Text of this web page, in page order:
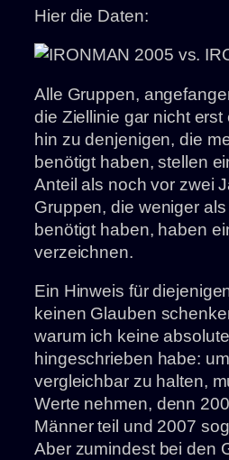
Hier die Daten:
Alle Gruppen,
die Ziellinie gar nicht
hin zu denjenigen, die
benötigt haben, stellen
Anteil als noch vor zwei
Gruppen, die weniger
benötigt haben, haben
verzeichnen.
Ein Hinweis für
keinen Glauben
warum ich keine
hingeschrieben habe:
vergleichbar zu halten,
Werte nehmen, denn
Männer teil und 2007
Aber zumindest bei den